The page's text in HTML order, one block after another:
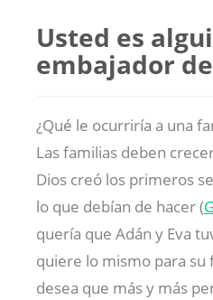
Usted es
embajador
¿Qué le ocurriría a una
Las familias deben
Dios creó los primeros
lo que debían de hacer (
quería que Adán y Eva
quiere lo mismo para su
desea que más y más